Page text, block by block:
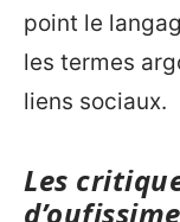
point le
les termes
liens sociaux.
Les
d’oufissime